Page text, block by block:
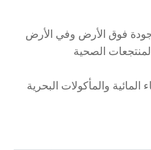
فوق الأرض وفي الأرض
الصحية
المائية والمأكولات البحرية